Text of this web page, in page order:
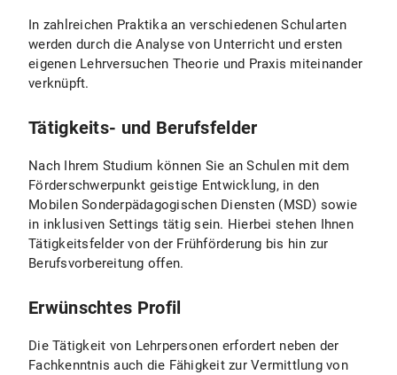
In zahlreichen Praktika an verschiedenen Schularten
werden durch die Analyse von Unterricht und ersten
eigenen Lehrversuchen Theorie und Praxis miteinander
verknüpft.
Tätigkeits- und Berufsfelder
Nach Ihrem Studium können Sie an Schulen mit dem
Förderschwerpunkt geistige Entwicklung, in den
Mobilen Sonderpädagogischen Diensten (MSD) sowie
in inklusiven Settings tätig sein. Hierbei stehen Ihnen
Tätigkeitsfelder von der Frühförderung bis hin zur
Berufsvorbereitung offen.
Erwünschtes Profil
Die Tätigkeit von Lehrpersonen erfordert neben der
Fachkenntnis auch die Fähigkeit zur Vermittlung von